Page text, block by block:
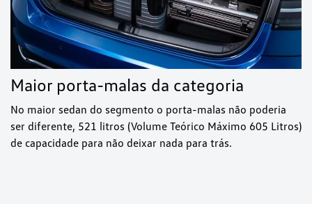
Maior porta-malas da categoria
No maior sedan do segmento o porta-malas não poderia
ser diferente, 521 litros (Volume Teórico Máximo 605 Litros)
de capacidade para não deixar nada para trás.